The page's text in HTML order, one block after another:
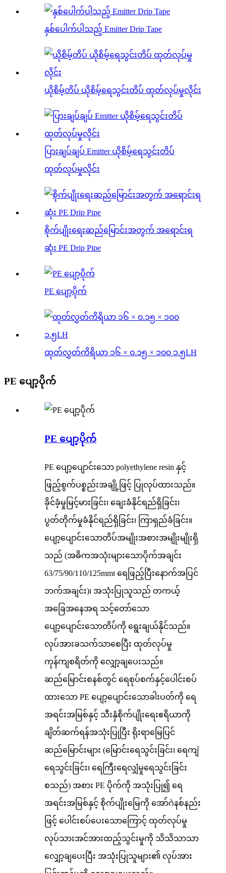
နှစ်ပေါက်ပါသည့် Emitter Drip Tape
ယိုစိမ့်တိပ် ယိုစိမ့်ရေသွင်းတိပ် ထုတ်လုပ်မှုလိုင်း
ပြားချပ်ချပ် Emitter ယိုစိမ့်ရေသွင်းတိပ်
ထုတ်လုပ်မှုလိုင်း
စိုက်ပျိုးရေးဆည်မြောင်းအတွက် အရောင်းရ
ဆုံး PE Drip Pipe
PE ပျော့ပိုက်
ထုတ်လွှတ်ကိရိယာ ၁၆ × ၀.၁၅ × ၁၀၀ ၁.၅LH
PE ပျော့ပိုက်
PE ပျော့ပိုက်
PE ပျော့ပျောင်းသော polyethylene resin နှင့်
ဖြည့်စွက်ပစ္စည်းအချို့ဖြင့် ပြုလုပ်ထားသည်။
ခိုင်ခံ့မှုမြင့်မားခြင်း၊ ချေးခံနိုင်ရည်ရှိခြင်း၊
ပွတ်တိုက်မှုခံနိုင်ရည်ရှိခြင်း၊ ကြာရှည်ခံခြင်း။
ပျော့ပျောင်းသောတိပ်အမျိုးအစားအမျိုးမျိုးရှိ
သည် (အဓိကအသုံးများသောပိုက်အချင်း
63/75/90/110/125mm၊ ရေဖြည့်ပြီးနောက်အပြင်
ဘက်အချင်း)၊ အသုံးပြုသူသည် တကယ့်
အခြေအနေအရ သင့်တော်သော
ပျော့ပျောင်းသောတိပ်ကို ရွေးချယ်နိုင်သည်။
လုပ်အားခသက်သာစေပြီး ထုတ်လုပ်မှု
ကုန်ကျစရိတ်ကို လျှော့ချပေးသည်။
ဆည်မြောင်းစနစ်တွင် ရေစုပ်စက်နှင့်ပေါင်းစပ်
ထားသော PE ပျော့ပျောင်းသောခါးပတ်ကို ရေ
အရင်းအမြစ်နှင့် သီးနှံစိုက်ပျိုးရေးဧရိယာကို
ချိတ်ဆက်ရန်အသုံးပြုပြီး ရိုးရာမြေပြင်
ဆည်မြောင်းများ (မြောင်းရေသွင်းခြင်း၊ ရေကျဲ
ရေသွင်းခြင်း၊ ရေကြီးရေလျှံမှုရေသွင်းခြင်း
စသည်) အစား PE ပိုက်ကို အသုံးပြု၍ ရေ
အရင်းအမြစ်နှင့် စိုက်ပျိုးမြေကို အော်ဂဲနစ်နည်း
ဖြင့် ပေါင်းစပ်ပေးသောကြောင့် ထုတ်လုပ်မှု
လုပ်သားအင်အားထည့်သွင်းမှုကို သိသိသာသာ
လျှော့ချပေးပြီး အသုံးပြုသူများ၏ လုပ်အား